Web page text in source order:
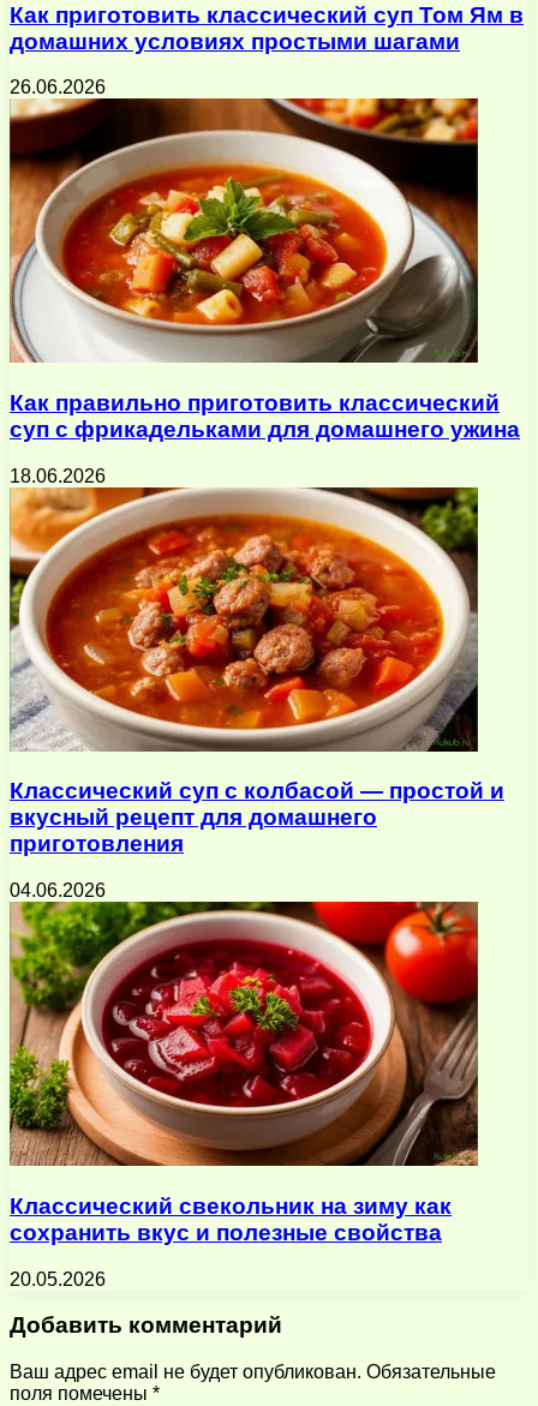
Как приготовить классический суп Том Ям в
домашних условиях простыми шагами
26.06.2026
Как правильно приготовить классический
суп с фрикадельками для домашнего ужина
18.06.2026
Классический суп с колбасой — простой и
вкусный рецепт для домашнего
приготовления
04.06.2026
Классический свекольник на зиму как
сохранить вкус и полезные свойства
20.05.2026
Добавить комментарий
Ваш адрес email не будет опубликован. Обязательные
поля помечены *